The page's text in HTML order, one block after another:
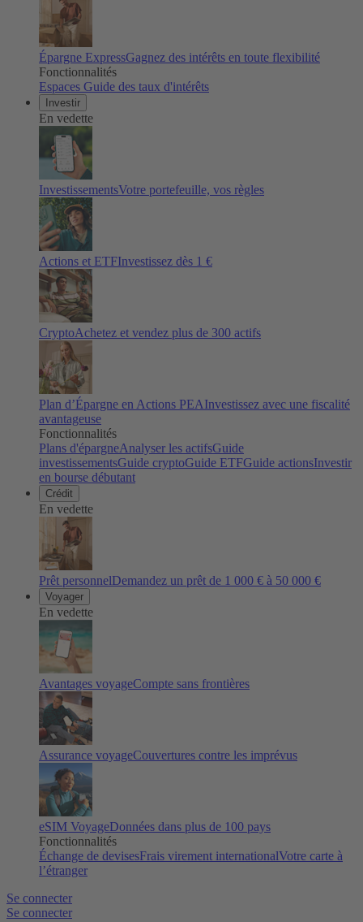
Épargne ExpressGagnez des intérêts en toute flexibilité
Fonctionnalités
Espaces Guide des taux d'intérêts
Investir
En vedette
InvestissementsVotre portefeuille, vos règles
Actions et ETFInvestissez dès 1 €
CryptoAchetez et vendez plus de 300 actifs
Plan d’Épargne en Actions PEAInvestissez avec une fiscalité
avantageuse
Fonctionnalités
Plans d'épargneAnalyser les actifsGuide
investissementsGuide cryptoGuide ETFGuide actionsInvestir
en bourse débutant
Crédit
En vedette
Prêt personnelDemandez un prêt de 1 000 € à 50 000 €
Voyager
En vedette
Avantages voyageCompte sans frontières
Assurance voyageCouvertures contre les imprévus
eSIM VoyageDonnées dans plus de 100 pays
Fonctionnalités
Échange de devisesFrais virement internationalVotre carte à
l’étranger
Se connecter
Se connecter